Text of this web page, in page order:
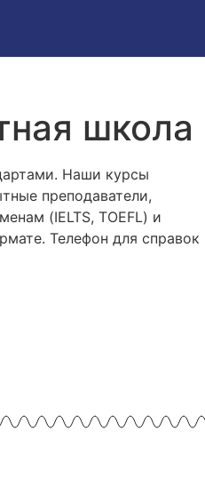
школа
Наши курсы
преподаватели,
(IELTS, TOEFL) и
Телефон для справок